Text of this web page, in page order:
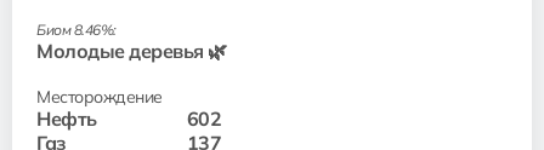
Биом 8.46%:
Молодые деревья 🌿
Месторождение
Нефть
602
Газ
137